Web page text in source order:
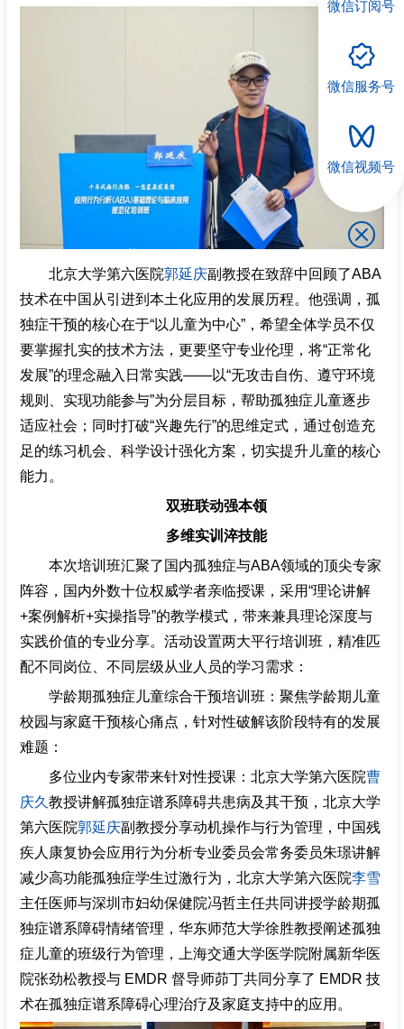
北京大学第六医院郭延庆副教授在致辞中回顾了ABA
技术在中国从引进到本土化应用的发展历程。他强调，孤
独症干预的核心在于“以儿童为中心”，希望全体学员不仅
要掌握扎实的技术方法，更要坚守专业伦理，将“正常化
发展”的理念融入日常实践——以“无攻击自伤、遵守环境
规则、实现功能参与”为分层目标，帮助孤独症儿童逐步
适应社会；同时打破“兴趣先行”的思维定式，通过创造充
足的练习机会、科学设计强化方案，切实提升儿童的核心
能力。
双班联动强本领
多维实训淬技能
本次培训班汇聚了国内孤独症与ABA领域的顶尖专家
阵容，国内外数十位权威学者亲临授课，采用“理论讲解
+案例解析+实操指导”的教学模式，带来兼具理论深度与
实践价值的专业分享。活动设置两大平行培训班，精准匹
配不同岗位、不同层级从业人员的学习需求：
学龄期孤独症儿童综合干预培训班：聚焦学龄期儿童
校园与家庭干预核心痛点，针对性破解该阶段特有的发展
难题：
多位业内专家带来针对性授课：北京大学第六医院曹
庆久 教授讲解孤独症谱系障碍共患病及其干预，北京大学
第六医院郭延庆副教授分享动机操作与行为管理，中国残
疾人康复协会应用行为分析专业委员会常务委员朱璟讲解
减少高功能孤独症学生过激行为，北京大学第六医院李雪
主任医师与深圳市妇幼保健院冯哲主任共同讲授学龄期孤
独症谱系障碍情绪管理，华东师范大学徐胜教授阐述孤独
症儿童的班级行为管理，上海交通大学医学院附属新华医
院张劲松教授与 EMDR 督导师茆丁共同分享了 EMDR 技
术在孤独症谱系障碍心理治疗及家庭支持中的应用。
微信订阅号
微信服务号
微信视频号